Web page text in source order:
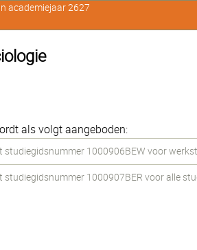
als volgt aangeboden:
studiegidsnummer 1000906BEW voor
studiegidsnummer 1000907BER voor alle
academiejaar 2627